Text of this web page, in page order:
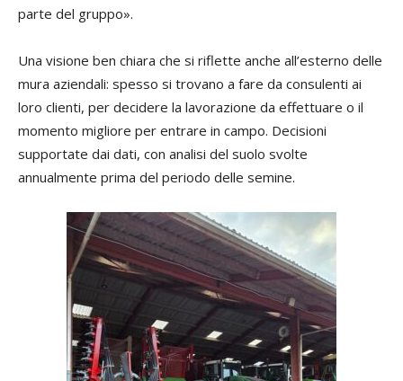
parte del gruppo».
Una visione ben chiara che si riflette anche all’esterno delle
mura aziendali: spesso si trovano a fare da consulenti ai
loro clienti, per decidere la lavorazione da effettuare o il
momento migliore per entrare in campo. Decisioni
supportate dai dati, con analisi del suolo svolte
annualmente prima del periodo delle semine.